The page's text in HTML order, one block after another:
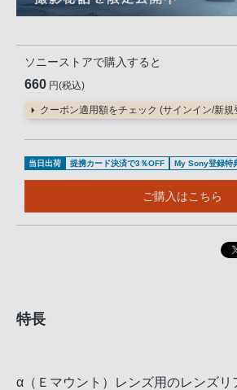
ソニーストアで購入すると
660 円(税込)
クーポン適用額をチェック (サインイン/新規
当日出荷 提携カード決済で3％OFF My Sony登録特
ご購入はこちら
特長
α（Ｅマウント）レンズ用のレンズリ